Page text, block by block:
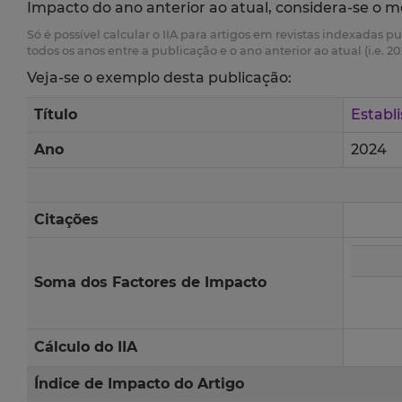
Impacto do ano anterior ao atual, considera-se o
Só é possível calcular o IIA para artigos em revistas indexadas
todos os anos entre a publicação e o ano anterior ao atual (i.e.
Veja-se o exemplo desta publicação:
Título
Ano 2024
Citações
Soma dos Factores de Impacto
Cálculo do IIA
Índice de Impacto do Artigo